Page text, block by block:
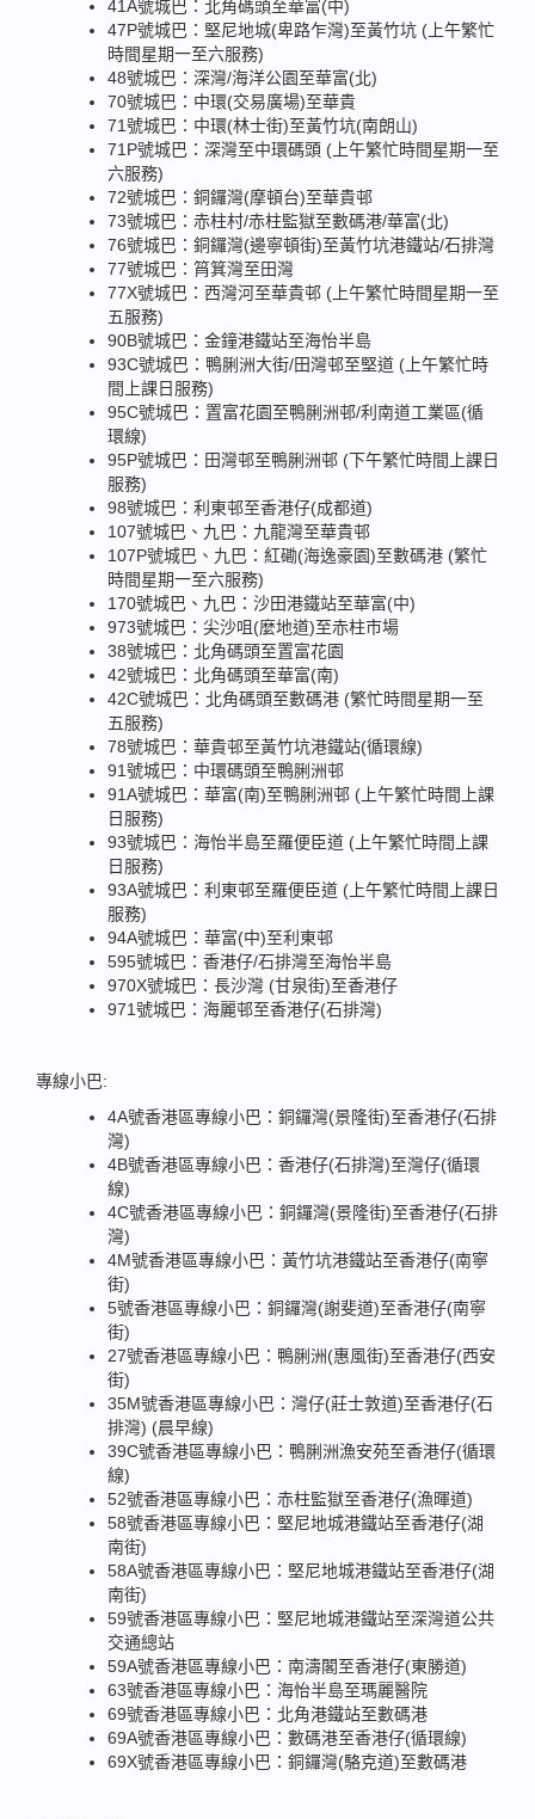
41A號城巴：北角碼頭至華富(中)
47P號城巴：堅尼地城(卑路乍灣)至黃竹坑 (上午繁忙
時間星期一至六服務)
48號城巴：深灣/海洋公園至華富(北)
70號城巴：中環(交易廣場)至華貴
71號城巴：中環(林士街)至黃竹坑(南朗山)
71P號城巴：深灣至中環碼頭 (上午繁忙時間星期一至
六服務)
72號城巴：銅鑼灣(摩頓台)至華貴邨
73號城巴：赤柱村/赤柱監獄至數碼港/華富(北)
76號城巴：銅鑼灣(邊寧頓街)至黃竹坑港鐵站/石排灣
77號城巴：筲箕灣至田灣
77X號城巴：西灣河至華貴邨 (上午繁忙時間星期一至
五服務)
90B號城巴：金鐘港鐵站至海怡半島
93C號城巴：鴨脷洲大街/田灣邨至堅道 (上午繁忙時
間上課日服務)
95C號城巴：置富花園至鴨脷洲邨/利南道工業區(循
環線)
95P號城巴：田灣邨至鴨脷洲邨 (下午繁忙時間上課日
服務)
98號城巴：利東邨至香港仔(成都道)
107號城巴、九巴：九龍灣至華貴邨
107P號城巴、九巴：紅磡(海逸豪園)至數碼港 (繁忙
時間星期一至六服務)
170號城巴、九巴：沙田港鐵站至華富(中)
973號城巴：尖沙咀(麼地道)至赤柱市場
38號城巴：北角碼頭至置富花園
42號城巴：北角碼頭至華富(南)
42C號城巴：北角碼頭至數碼港 (繁忙時間星期一至
五服務)
78號城巴：華貴邨至黃竹坑港鐵站(循環線)
91號城巴：中環碼頭至鴨脷洲邨
91A號城巴：華富(南)至鴨脷洲邨 (上午繁忙時間上課
日服務)
93號城巴：海怡半島至羅便臣道 (上午繁忙時間上課
日服務)
93A號城巴：利東邨至羅便臣道 (上午繁忙時間上課日
服務)
94A號城巴：華富(中)至利東邨
595號城巴：香港仔/石排灣至海怡半島
970X號城巴：長沙灣 (甘泉街)至香港仔
971號城巴：海麗邨至香港仔(石排灣)
專線小巴:
4A號香港區專線小巴：銅鑼灣(景隆街)至香港仔(石排
灣)
4B號香港區專線小巴：香港仔(石排灣)至灣仔(循環
線)
4C號香港區專線小巴：銅鑼灣(景隆街)至香港仔(石排
灣)
4M號香港區專線小巴：黃竹坑港鐵站至香港仔(南寧
街)
5號香港區專線小巴：銅鑼灣(謝斐道)至香港仔(南寧
街)
27號香港區專線小巴：鴨脷洲(惠風街)至香港仔(西安
街)
35M號香港區專線小巴：灣仔(莊士敦道)至香港仔(石
排灣) (晨早線)
39C號香港區專線小巴：鴨脷洲漁安苑至香港仔(循環
線)
52號香港區專線小巴：赤柱監獄至香港仔(漁暉道)
58號香港區專線小巴：堅尼地城港鐵站至香港仔(湖
南街)
58A號香港區專線小巴：堅尼地城港鐵站至香港仔(湖
南街)
59號香港區專線小巴：堅尼地城港鐵站至深灣道公共
交通總站
59A號香港區專線小巴：南濤閣至香港仔(東勝道)
63號香港區專線小巴：海怡半島至瑪麗醫院
69號香港區專線小巴：北角港鐵站至數碼港
69A號香港區專線小巴：數碼港至香港仔(循環線)
69X號香港區專線小巴：銅鑼灣(駱克道)至數碼港